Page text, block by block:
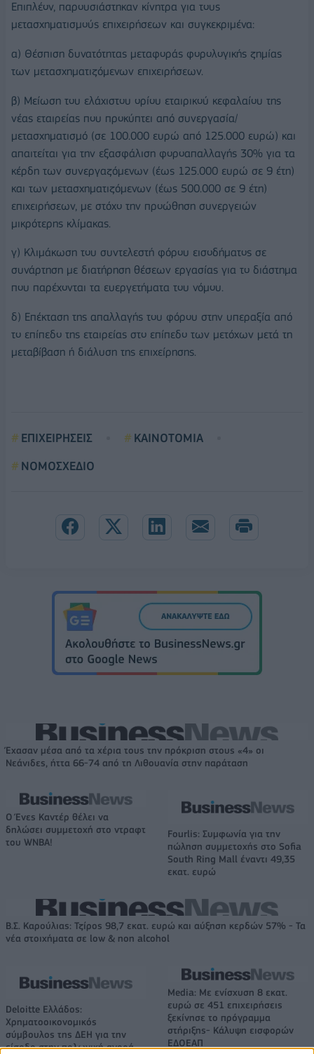
Επιπλέον, παρουσιάστηκαν κίνητρα για τους
μετασχηματισμούς επιχειρήσεων και συγκεκριμένα:
α) Θέσπιση δυνατότητας μεταφοράς φορολογικής ζημίας
των μετασχηματιζόμενων επιχειρήσεων.
β) Μείωση του ελάχιστου ορίου εταιρικού κεφαλαίου της
νέας εταιρείας που προκύπτει από συνεργασία/
μετασχηματισμό (σε 100.000 ευρώ από 125.000 ευρώ) και
απαιτείται για την εξασφάλιση φοροαπαλλαγής 30% για τα
κέρδη των συνεργαζόμενων (έως 125.000 ευρώ σε 9 έτη)
και των μετασχηματιζόμενων (έως 500.000 σε 9 έτη)
επιχειρήσεων, με στόχο την προώθηση συνεργειών
μικρότερης κλίμακας.
γ) Κλιμάκωση του συντελεστή φόρου εισοδήματος σε
συνάρτηση με διατήρηση θέσεων εργασίας για το διάστημα
που παρέχονται τα ευεργετήματα του νόμου.
δ) Επέκταση της απαλλαγής του φόρου στην υπεραξία από
το επίπεδο της εταιρείας στο επίπεδο των μετόχων μετά τη
μεταβίβαση ή διάλυση της επιχείρησης.
ΕΠΙΧΕΙΡΗΣΕΙΣ
ΚΑΙΝΟΤΟΜΙΑ
ΝΟΜΟΣΧΕΔΙΟ
Έχασαν μέσα από τα χέρια τους την πρόκριση στους «4» οι
Νεάνιδες, ήττα 66-74 από τη Λιθουανία στην παράταση
Ο Ένες Καντέρ θέλει να
δηλώσει συμμετοχή στο ντραφτ
του WNBA!
Fourlis: Συμφωνία για την
πώληση συμμετοχής στο Sofia
South Ring Mall έναντι 49,35
εκατ. ευρώ
Β.Σ. Καρούλιας: Τζίρος 98,7 εκατ. ευρώ και αύξηση κερδών 57% - Τα
νέα στοιχήματα σε low & non alcohol
Deloitte Ελλάδος:
Χρηματοοικονομικός
σύμβουλος της ΔΕΗ για την
είσοδο στην πολωνική αγορά
Media: Με ενίσχυση 8 εκατ.
ευρώ σε 451 επιχειρήσεις
ξεκίνησε το πρόγραμμα
στήριξης- Κάλυψη εισφορών
ΕΔΟΕΑΠ